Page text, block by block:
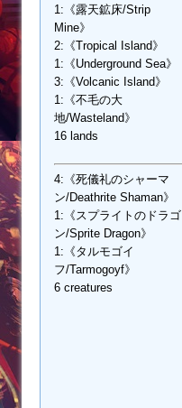
1:《露天鉱床/Strip
Mine》
2:《Tropical Island》
1:《Underground Sea》
3:《Volcanic Island》
1:《不毛の大
地/Wasteland》
16 lands
4:《死儀礼のシャーマ
ン/Deathrite Shaman》
1:《スプライトのドラゴ
ン/Sprite Dragon》
1:《タルモゴイ
フ/Tarmogoyf》
6 creatures